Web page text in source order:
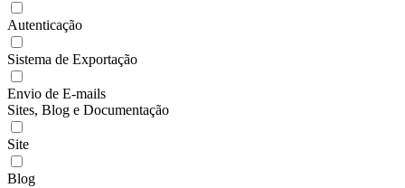
Autenticação
Sistema de Exportação
Envio de E-mails
Sites, Blog e Documentação
Site
Blog